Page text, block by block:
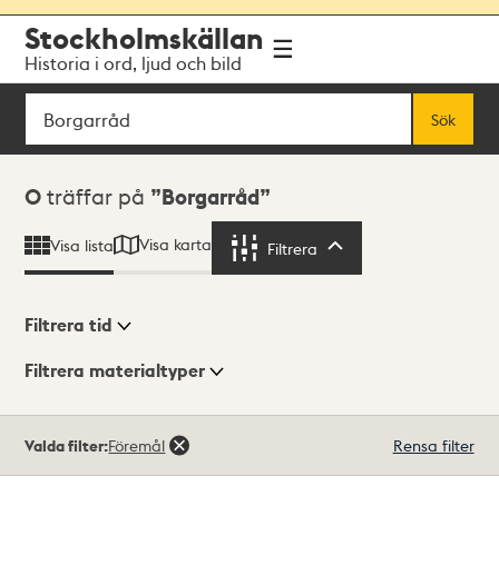
navigationen
huvudinnehållet
Stockholmskällan
Historia i ord, ljud och bild
Sök
Sök
Sökresultat
0 träffar på Borgarråd
Visa lista Visa karta Filtrera
Visningsläge
Filtrera tid
Filtrera materialtyper
träffar
Valda filter:Föremål Rensa filter